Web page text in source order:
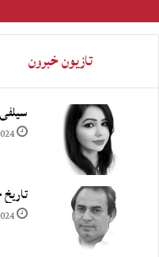
تازيون خبرون